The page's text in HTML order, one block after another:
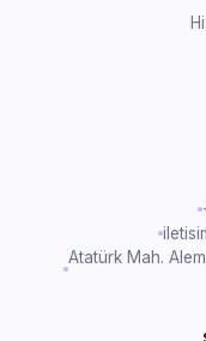
Atatürk Mah.